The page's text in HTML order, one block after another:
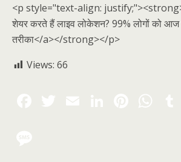
<p style="text-align:
शेयर करते हैं लाइव लोकेशन? 99% लोगों को आज
तरीका</a></strong></p>
Views: 66